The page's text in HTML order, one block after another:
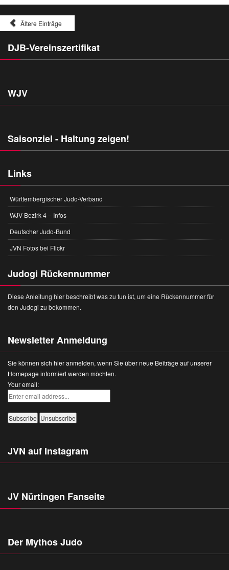
Ältere Einträge
DJB-Vereinszertifikat
WJV
Saisonziel - Haltung zeigen!
Links
Württembergischer Judo-Verband
WJV Bezirk 4 – Infos
Deutscher Judo-Bund
JVN Fotos bei Flickr
Judogi Rückennummer
Diese Anleitung hier beschreibt was zu tun ist, um eine Rückennummer für
den Judogi zu bekommen.
Newsletter Anmeldung
Sie können sich hier anmelden, wenn Sie über neue Beiträge auf unserer
Homepage informiert werden möchten.
Your email:
JVN auf Instagram
JV Nürtingen Fanseite
Der Mythos Judo